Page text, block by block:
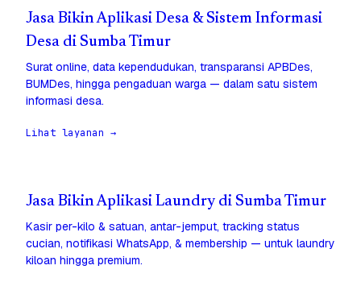
Jasa Bikin Aplikasi Desa & Sistem Informasi
Desa di Sumba Timur
Surat online, data kependudukan, transparansi APBDes,
BUMDes, hingga pengaduan warga — dalam satu sistem
informasi desa.
Lihat layanan →
Jasa Bikin Aplikasi Laundry di Sumba Timur
Kasir per-kilo & satuan, antar-jemput, tracking status
cucian, notifikasi WhatsApp, & membership — untuk laundry
kiloan hingga premium.